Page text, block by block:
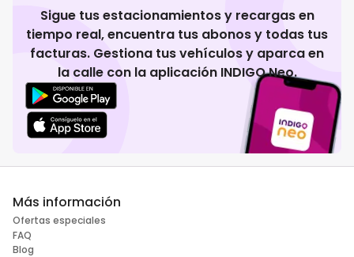
Sigue tus estacionamientos y recargas en
tiempo real, encuentra tus abonos y todas tus
facturas. Gestiona tus vehículos y aparca en
la calle con la aplicación INDIGO Neo.
Más información
Ofertas especiales
FAQ
Blog